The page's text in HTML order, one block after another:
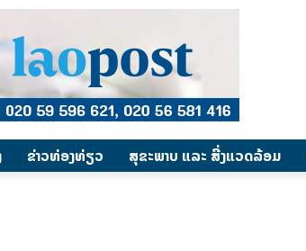
​ຂ່າວທ່ອງທ່ຽວ ສຸຂະພາບ ແລະ ສີ່ງແວດລ້ອມ